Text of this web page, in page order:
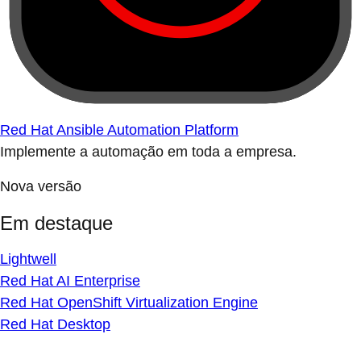
Red Hat Ansible Automation Platform
Implemente a automação em toda a empresa.
Nova versão
Em destaque
Lightwell
Red Hat AI Enterprise
Red Hat OpenShift Virtualization Engine
Red Hat Desktop